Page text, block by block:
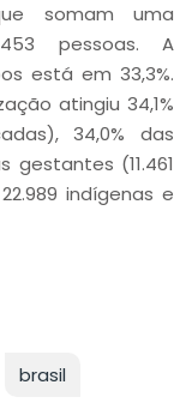
somam uma
pessoas. A
está em 33,3%.
atingiu 34,1%
34,0% das
gestantes (11.461
indígenas e
brasil